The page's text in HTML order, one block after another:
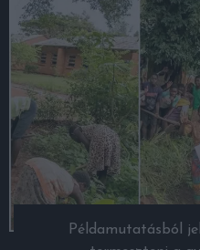
Példamutatásból